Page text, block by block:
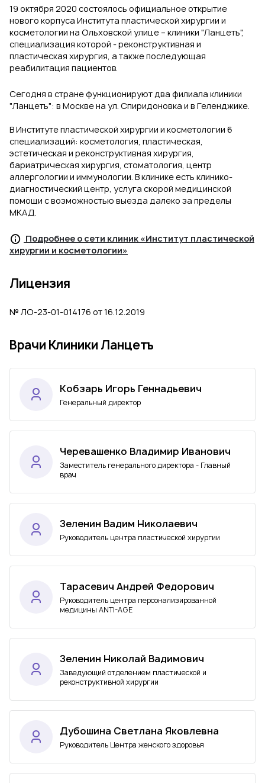
19 октября 2020 состоялось официальное открытие
нового корпуса Института пластической хирургии и
косметологии на Ольховской улице – клиники "Ланцетъ",
специализация которой - реконструктивная и
пластическая хирургия, а также последующая
реабилитация пациентов.
Сегодня в стране функционируют два филиала клиники
"Ланцетъ": в Москве на ул. Спиридоновка и в Геленджике.
В Институте пластической хирургии и косметологии 6
специализаций: косметология, пластическая,
эстетическая и реконструктивная хирургия,
бариатрическая хирургия, стоматология, центр
аллергологии и иммунологии. В клинике есть клинико-
диагностический центр, услуга скорой медицинской
помощи с возможностью выезда далеко за пределы
МКАД.
Подробнее о сети клиник «Институт пластической
хирургии и косметологии»
Лицензия
№ ЛО-23-01-014176 от 16.12.2019
Врачи Клиники Ланцетъ
Кобзарь Игорь Геннадьевич
Генеральный директор
Черевашенко Владимир Иванович
Заместитель генерального директора - Главный
врач
Зеленин Вадим Николаевич
Руководитель центра пластической хирургии
Тарасевич Андрей Федорович
Руководитель центра персонализированной
медицины ANTI-AGE
Зеленин Николай Вадимович
Заведующий отделением пластической и
реконструктивной хирургии
Дубошина Светлана Яковлевна
Руководитель Центра женского здоровья